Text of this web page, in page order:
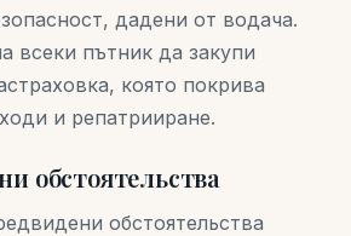
дадени от водача.
всеки пътник да закупи
която покрива
и репатрииране.
обстоятельства
обстоятельства